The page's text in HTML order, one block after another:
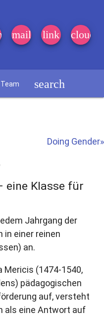
mail link cloud
Team search
Doing Gender»
eine Klasse für
Jahrgang der
in einer reinen
an.
Mericis (1474-1540,
pädagogischen
auf, versteht
als eine Antwort auf